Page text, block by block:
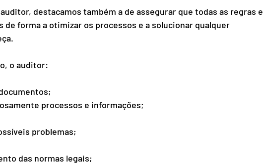
destacamos também a de assegurar que todas as regras e
de forma a otimizar os processos e a solucionar qualquer
o auditor:
processos e informações;
problemas;
das normas legais;